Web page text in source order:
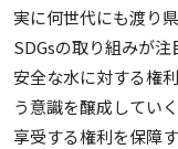
実に何世代にも渡り
SDGsの取り組みが
安全な水に対する権
う意識を醸成してい
享受する権利を保障